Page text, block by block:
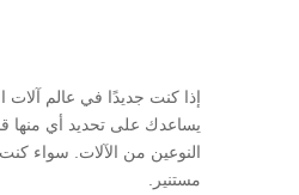
إذا كنت جديدًا في عالم آلات
يساعدك على تحديد أي منها
النوعين من الآلات. سواء كنت
مستنير.